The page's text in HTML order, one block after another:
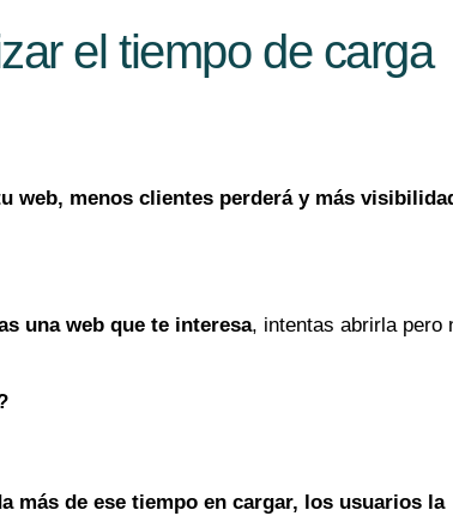
el tiempo de carga
web, menos clientes perderá y más
una web que te interesa, intentas abrirla pero
más de ese tiempo en cargar, los usuarios la